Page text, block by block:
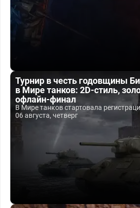
Турнир в честь годовщины
в Мире танков: 2D-стиль,
офлайн-финал
В Мире танков стартовала
06 августа, четверг